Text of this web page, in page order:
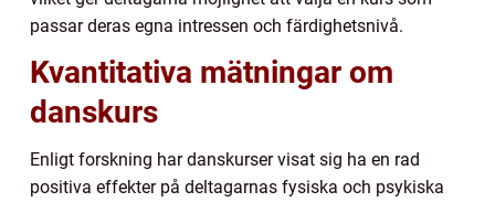
passar deras egna intressen och färdighetsnivå.
Kvantitativa mätningar om
danskurs
Enligt forskning har danskurser visat sig ha en rad
positiva effekter på deltagarnas fysiska och psykiska